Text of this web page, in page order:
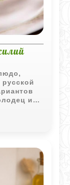
из
делает